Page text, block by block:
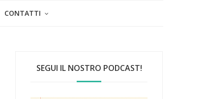
CONTATTI
SEGUI IL NOSTRO PODCAST!